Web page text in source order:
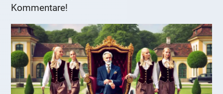
Kommentare!